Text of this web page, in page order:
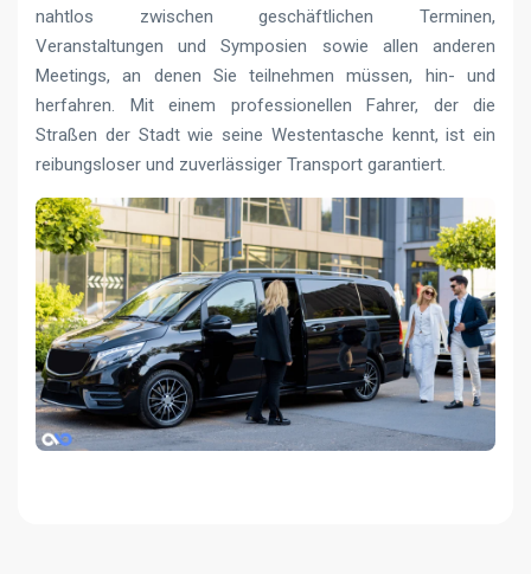
nahtlos zwischen geschäftlichen Terminen,
Veranstaltungen und Symposien sowie allen anderen
Meetings, an denen Sie teilnehmen müssen, hin- und
herfahren. Mit einem professionellen Fahrer, der die
Straßen der Stadt wie seine Westentasche kennt, ist ein
reibungsloser und zuverlässiger Transport garantiert.